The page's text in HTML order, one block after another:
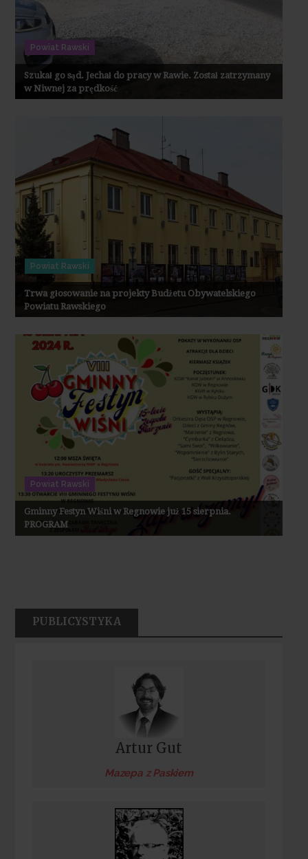
Powiat Rawski
Szukał go sąd. Jechał do pracy w Rawie. Został zatrzymany
w Niwnej za prędkość
Powiat Rawski
Trwa głosowanie na projekty Budżetu Obywatelskiego
Powiatu Rawskiego
Powiat Rawski
Gminny Festyn Wiśni w Regnowie już 15 sierpnia.
PROGRAM
PUBLICYSTYKA
Artur Gut
Mazepa z Paskiem